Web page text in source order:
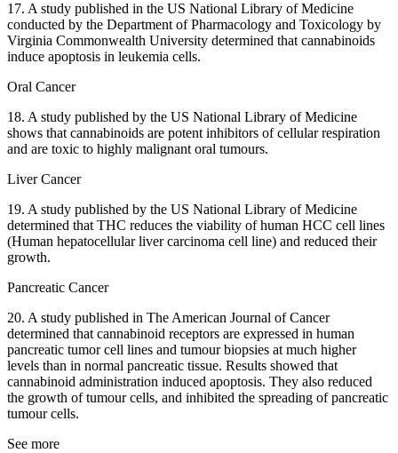
17. A study published in the US National Library of Medicine
conducted by the Department of Pharmacology and Toxicology by
Virginia Commonwealth University determined that cannabinoids
induce apoptosis in leukemia cells.
Oral Cancer
18. A study published by the US National Library of Medicine
shows that cannabinoids are potent inhibitors of cellular respiration
and are toxic to highly malignant oral tumours.
Liver Cancer
19. A study published by the US National Library of Medicine
determined that THC reduces the viability of human HCC cell lines
(Human hepatocellular liver carcinoma cell line) and reduced their
growth.
Pancreatic Cancer
20. A study published in The American Journal of Cancer
determined that cannabinoid receptors are expressed in human
pancreatic tumor cell lines and tumour biopsies at much higher
levels than in normal pancreatic tissue. Results showed that
cannabinoid administration induced apoptosis. They also reduced
the growth of tumour cells, and inhibited the spreading of pancreatic
tumour cells.
See more